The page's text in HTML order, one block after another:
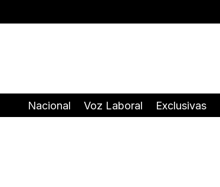
Nacional Voz Laboral Exclusivas